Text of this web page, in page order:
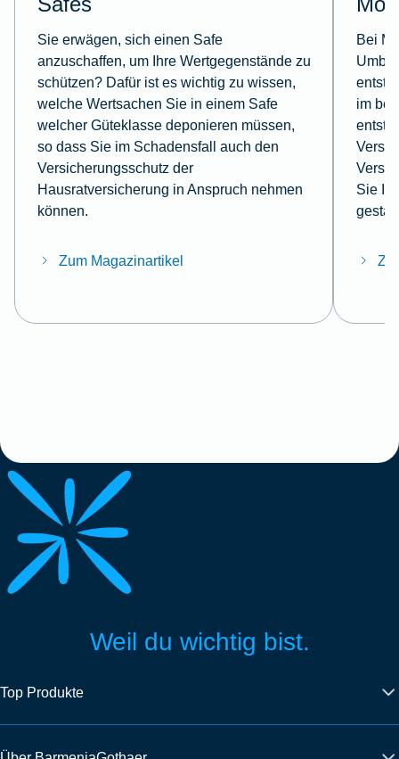
Sie erwägen, sich einen Safe
anzuschaffen, um Ihre Wertgegenstände zu
schützen? Dafür ist es wichtig zu wissen,
welche Wertsachen Sie in einem Safe
welcher Güteklasse deponieren müssen,
so dass Sie im Schadensfall auch den
Versicherungsschutz der
Hausratversicherung in Anspruch nehmen
können.
Zum Magazinartikel
Bei
im
Sie
Weil du wichtig bist.
Top Produkte